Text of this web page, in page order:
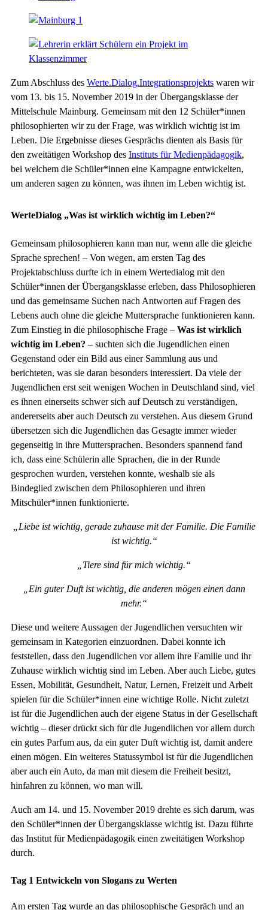
Zum Abschluss des Werte.Dialog.Integrationsprojekts waren wir
vom 13. bis 15. November 2019 in der Übergangsklasse der
Mittelschule Mainburg. Gemeinsam mit den 12 Schüler*innen
philosophierten wir zu der Frage, was wirklich wichtig ist im
Leben. Die Ergebnisse dieses Gesprächs dienten als Basis für
den zweitätigen Workshop des Instituts für Medienpädagogik,
bei welchem die Schüler*innen eine Kampagne entwickelten,
um anderen sagen zu können, was ihnen im Leben wichtig ist.
WerteDialog „Was ist wirklich wichtig im Leben?“
Gemeinsam philosophieren kann man nur, wenn alle die gleiche
Sprache sprechen! – Von wegen, am ersten Tag des
Projektabschluss durfte ich in einem Wertedialog mit den
Schüler*innen der Übergangsklasse erleben, dass Philosophieren
und das gemeinsame Suchen nach Antworten auf Fragen des
Lebens auch ohne die gleiche Muttersprache funktionieren kann.
Zum Einstieg in die philosophische Frage – Was ist wirklich
wichtig im Leben? – suchten sich die Jugendlichen einen
Gegenstand oder ein Bild aus einer Sammlung aus und
berichteten, was sie daran besonders interessiert. Da viele der
Jugendlichen erst seit wenigen Wochen in Deutschland sind, viel
es ihnen einerseits schwer sich auf Deutsch zu verständigen,
andererseits aber auch Deutsch zu verstehen. Aus diesem Grund
übersetzen sich die Jugendlichen das Gesagte immer wieder
gegenseitig in ihre Muttersprachen. Besonders spannend fand
ich, dass eine Schülerin alle Sprachen, die in der Runde
gesprochen wurden, verstehen konnte, weshalb sie als
Bindeglied zwischen dem Philosophieren und ihren
Mitschüler*innen funktionierte.
„Liebe ist wichtig, gerade zuhause mit der Familie. Die Familie
ist wichtig.“
„Tiere sind für mich wichtig.“
„Ein guter Duft ist wichtig, die anderen mögen einen dann
mehr.“
Diese und weitere Aussagen der Jugendlichen versuchten wir
gemeinsam in Kategorien einzuordnen. Dabei konnte ich
feststellen, dass den Jugendlichen vor allem ihre Familie und ihr
Zuhause wirklich wichtig sind im Leben. Aber auch Liebe, gutes
Essen, Mobilität, Gesundheit, Natur, Lernen, Freizeit und Arbeit
spielen für die Schüler*innen eine wichtige Rolle. Nicht zuletzt
ist für die Jugendlichen auch der eigene Status in der Gesellschaft
wichtig – dieser drückt sich für die Jugendlichen vor allem durch
ein gutes Parfum aus, da ein guter Duft wichtig ist, damit andere
einen mögen. Ein weiteres Statussymbol ist für die Jugendlichen
aber auch ein Auto, da man mit diesem die Freiheit besitzt,
hinfahren zu können, wo man will.
Auch am 14. und 15. November 2019 drehte es sich darum, was
den Schüler*innen der Übergangsklasse wichtig ist. Dazu führte
das Institut für Medienpädagogik einen zweitätigen Workshop
durch.
Tag 1 Entwickeln von Slogans zu Werten
Am ersten Tag wurde an das philosophische Gespräch und an